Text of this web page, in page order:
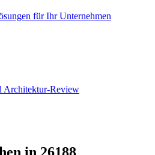
für Ihr Unternehmen
Architektur-Review
in 26188